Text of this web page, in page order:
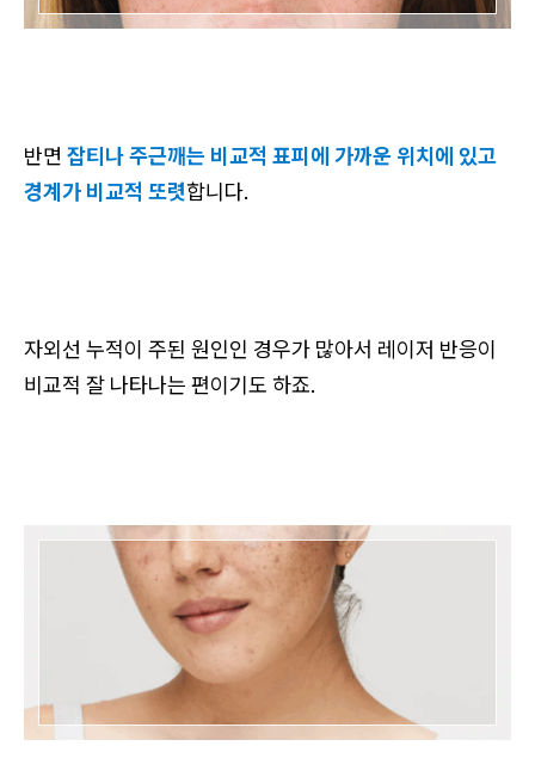
반면 잡티나 주근깨는 비교적 표피에 가까운 위치에 있고
경계가 비교적 또렷합니다.
자외선 누적이 주된 원인인 경우가 많아서 레이저 반응이
비교적 잘 나타나는 편이기도 하죠.